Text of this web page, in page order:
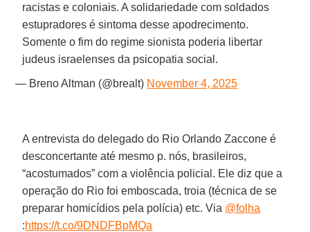
racistas e coloniais. A solidariedade com soldados
estupradores é sintoma desse apodrecimento.
Somente o fim do regime sionista poderia libertar
judeus israelenses da psicopatia social.
— Breno Altman (@brealt) November 4, 2025
A entrevista do delegado do Rio Orlando Zaccone é
desconcertante até mesmo p. nós, brasileiros,
“acostumados” com a violência policial. Ele diz que a
operação do Rio foi emboscada, troia (técnica de se
preparar homicídios pela polícia) etc. Via @folha
:https://t.co/9DNDFBpMQa